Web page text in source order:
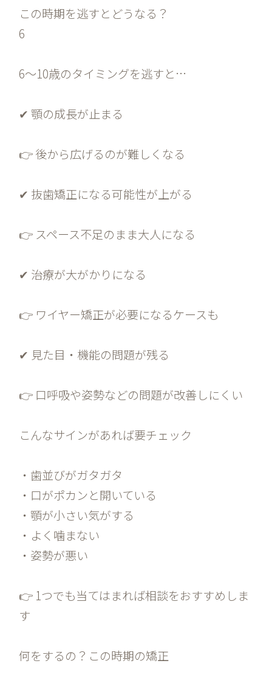
この時期を逃すとどうなる？
6
6〜10歳のタイミングを逃すと…
✔ 顎の成長が止まる
👉 後から広げるのが難しくなる
✔ 抜歯矯正になる可能性が上がる
👉 スペース不足のまま大人になる
✔ 治療が大がかりになる
👉 ワイヤー矯正が必要になるケースも
✔ 見た目・機能の問題が残る
👉 口呼吸や姿勢などの問題が改善しにくい
こんなサインがあれば要チェック
・歯並びがガタガタ
・口がポカンと開いている
・顎が小さい気がする
・よく噛まない
・姿勢が悪い
👉 1つでも当てはまれば相談をおすすめしま
す
何をするの？この時期の矯正